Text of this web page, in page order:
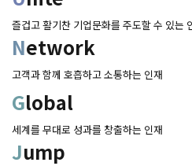
즐겁고 활기찬 기업문화를 주도할 수 있는
Network
고객과 함께 호흡하고 소통하는 인재
Global
세계를 무대로 성과를 창출하는 인재
Jump